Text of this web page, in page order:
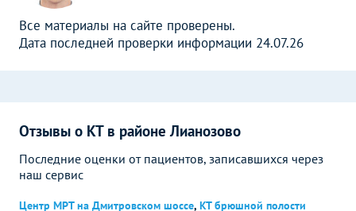
Все материалы на сайте проверены.
Дата последней проверки информации 24.07.26
Отзывы о КТ в районе Лианозово
Последние оценки от пациентов, записавшихся через
наш сервис
Центр МРТ на Дмитровском шоссе, КТ брюшной полости